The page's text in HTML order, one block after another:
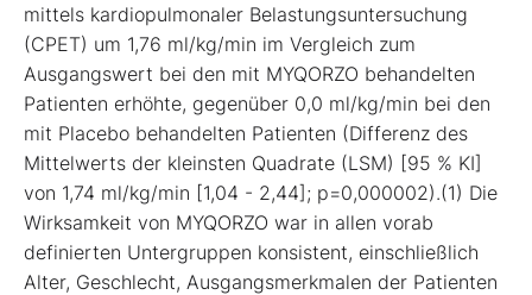
mittels kardiopulmonaler Belastungsuntersuchung
(CPET) um 1,76 ml/kg/min im Vergleich zum
Ausgangswert bei den mit MYQORZO behandelten
Patienten erhöhte, gegenüber 0,0 ml/kg/min bei den
mit Placebo behandelten Patienten (Differenz des
Mittelwerts der kleinsten Quadrate (LSM) [95 % KI]
von 1,74 ml/kg/min [1,04 - 2,44]; p=0,000002).(1) Die
Wirksamkeit von MYQORZO war in allen vorab
definierten Untergruppen konsistent, einschließlich
Alter, Geschlecht, Ausgangsmerkmalen der Patienten